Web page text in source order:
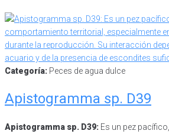
Categoría: Peces de agua dulce
Apistogramma sp. D39
Apistogramma sp. D39: Es un pez